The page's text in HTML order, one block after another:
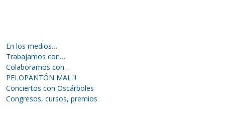
En los medios…
Trabajamos con…
Colaboramos con…
PELOPANTÓN MAL !!
Conciertos con Oscárboles
Congresos, cursos, premios